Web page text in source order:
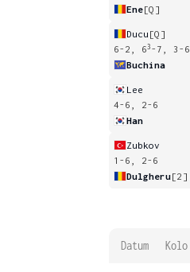
Ene[Q]
Ducu [Q]
6-2, 63 -7, 3-6
Buchina
Lee
4-6, 2-6
Han
Zubkov
1-6, 2-6
Dulgheru[2]
Datum Kolo